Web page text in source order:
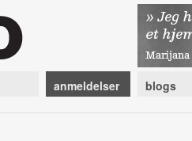
anmeldelser blogs